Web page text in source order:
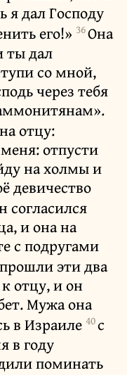
я дал Господу
его!» 36Она
ты дал
со мной,
через тебя
отцу:
отпусти
на холмы и
девичество
согласился
и она на
с подругами
эти два
отцу, и он
Мужа она
в Израиле 40с
в году
поминать